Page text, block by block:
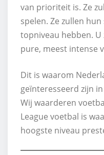
van prioriteit is. Ze
spelen. Ze zullen
topniveau hebben.
pure, meest intense
Dit is waarom
geïnteresseerd zijn
Wij waarderen
League voetbal is
hoogste niveau